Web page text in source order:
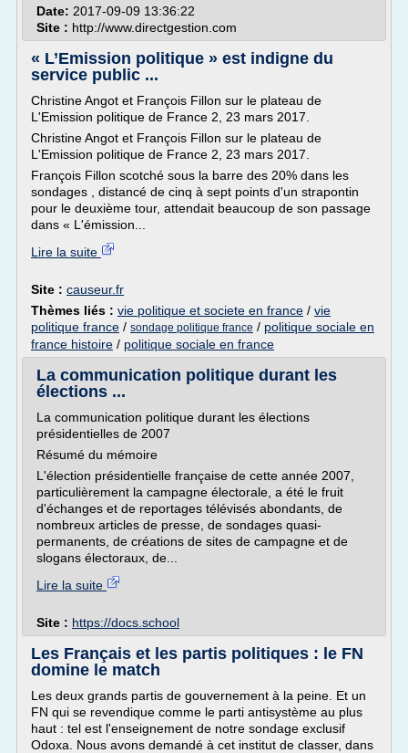
Date: 2017-09-09 13:36:22
Site : http://www.directgestion.com
« L’Emission politique » est indigne du
service public ...
Christine Angot et François Fillon sur le plateau de
L'Emission politique de France 2, 23 mars 2017.
Christine Angot et François Fillon sur le plateau de
L'Emission politique de France 2, 23 mars 2017.
François Fillon scotché sous la barre des 20% dans les
sondages , distancé de cinq à sept points d'un strapontin
pour le deuxième tour, attendait beaucoup de son passage
dans « L'émission...
Lire la suite
Site : causeur.fr
Thèmes liés : vie politique et societe en france / vie
politique france / sondage politique france / politique sociale en
france histoire / politique sociale en france
La communication politique durant les
élections ...
La communication politique durant les élections
présidentielles de 2007
Résumé du mémoire
L'élection présidentielle française de cette année 2007,
particulièrement la campagne électorale, a été le fruit
d'échanges et de reportages télévisés abondants, de
nombreux articles de presse, de sondages quasi-
permanents, de créations de sites de campagne et de
slogans électoraux, de...
Lire la suite
Site : https://docs.school
Les Français et les partis politiques : le FN
domine le match
Les deux grands partis de gouvernement à la peine. Et un
FN qui se revendique comme le parti antisystème au plus
haut : tel est l'enseignement de notre sondage exclusif
Odoxa. Nous avons demandé à cet institut de classer, dans